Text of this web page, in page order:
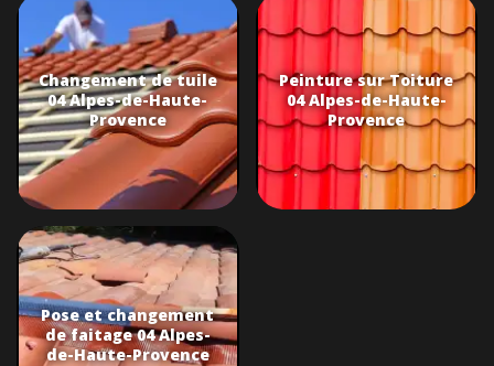
Changement de tuile
04 Alpes-de-Haute-
Provence
Peinture sur Toiture
04 Alpes-de-Haute-
Provence
Pose et changement
de faitage 04 Alpes-
de-Haute-Provence